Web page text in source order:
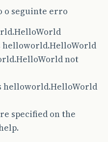
o seguinte erro
helloworld.HelloWorld
not
helloworld.HelloWorld
specified on the